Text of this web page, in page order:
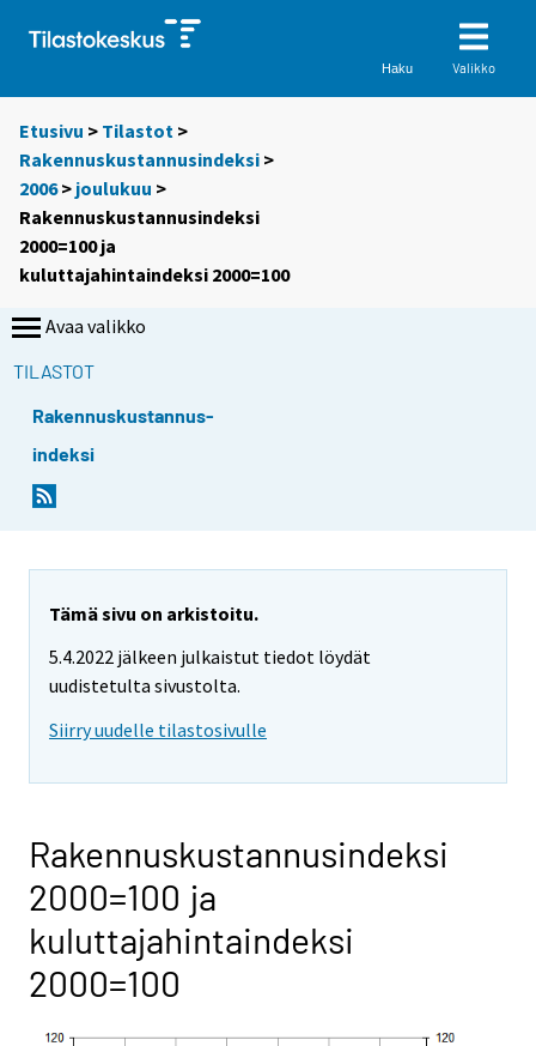
Haku Valikko
Etusivu > Tilastot >
Rakennuskustannusindeksi >
2006> joulukuu >
Rakennuskustannusindeksi
2000=100 ja
kuluttajahintaindeksi 2000=100
Avaa valikko
TILASTOT
Rakennuskustannus-
indeksi
Tämä sivu on arkistoitu.
5.4.2022 jälkeen julkaistut tiedot löydät
uudistetulta sivustolta.
Siirry uudelle tilastosivulle
Rakennuskustannusindeksi
2000=100 ja
kuluttajahintaindeksi
2000=100